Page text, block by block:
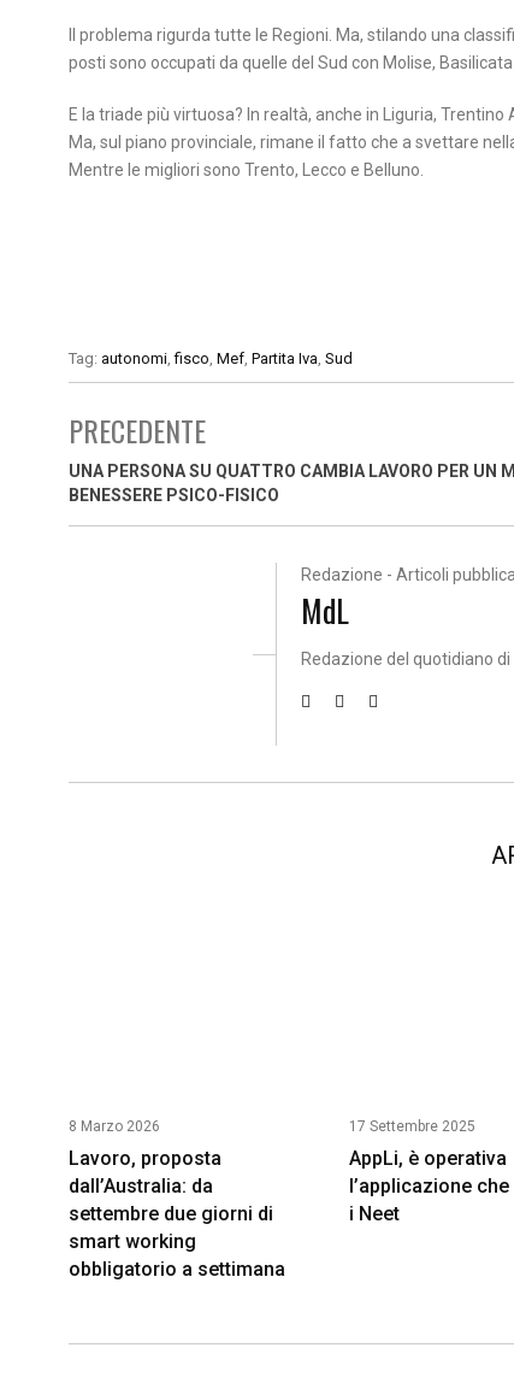
Il problema rigurda tutte le Regioni. Ma, stilando una
posti sono occupati da quelle del Sud con Molise,
E la triade più virtuosa? In realtà, anche in Liguria,
Ma, sul piano provinciale, rimane il fatto che a svettare
Mentre le migliori sono Trento, Lecco e Belluno.
Tag: autonomi ,fisco Mef Partita Iva Sud
PRECEDENTE
UNA PERSONA SU QUATTRO CAMBIA LAVORO PER UN
BENESSERE PSICO-FISICO
Redazione - Articoli
MdL
Redazione del quotidiano
8 Marzo 2026
Lavoro, proposta
dall’Australia: da
settembre due giorni di
smart working
obbligatorio a settimana
17 Settembre 2025
AppLi, è operativa
l’applicazione
i Neet